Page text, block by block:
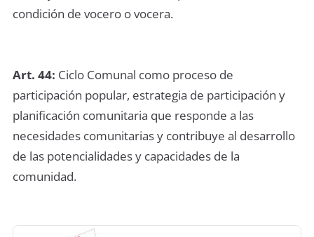
condición de vocero o vocera.
Art. 44: Ciclo Comunal como proceso de
participación popular, estrategia de participación y
planificación comunitaria que responde a las
necesidades comunitarias y contribuye al desarrollo
de las potencialidades y capacidades de la
comunidad.